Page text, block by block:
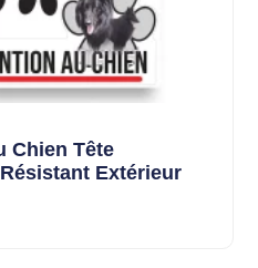
Chien Tête
Extérieur